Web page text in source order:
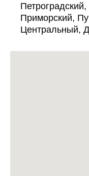
Приморский,
Центральный,